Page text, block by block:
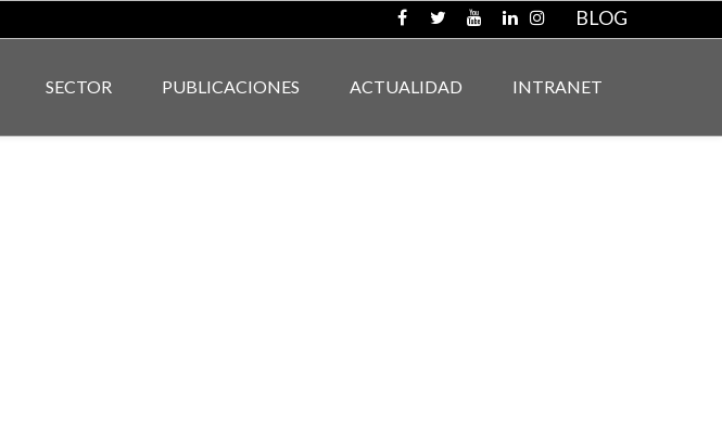
BLOG
SECTOR PUBLICACIONES ACTUALIDAD INTRANET